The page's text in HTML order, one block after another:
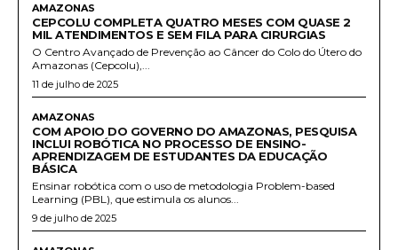
AMAZONAS
CEPCOLU COMPLETA QUATRO MESES COM QUASE 2
MIL ATENDIMENTOS E SEM FILA PARA CIRURGIAS
O Centro Avançado de Prevenção ao Câncer do Colo do Útero do
Amazonas (Cepcolu),...
11 de julho de 2025
AMAZONAS
COM APOIO DO GOVERNO DO AMAZONAS, PESQUISA
INCLUI ROBÓTICA NO PROCESSO DE ENSINO-
APRENDIZAGEM DE ESTUDANTES DA EDUCAÇÃO
BÁSICA
Ensinar robótica com o uso de metodologia Problem-based
Learning (PBL), que estimula os alunos...
9 de julho de 2025